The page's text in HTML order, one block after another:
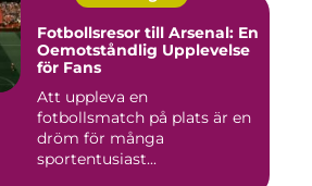
Fotbollsresor till Arsenal: En
Oemotståndlig Upplevelse
för Fans
Att uppleva en
fotbollsmatch på plats är en
dröm för många
sportentusiast...